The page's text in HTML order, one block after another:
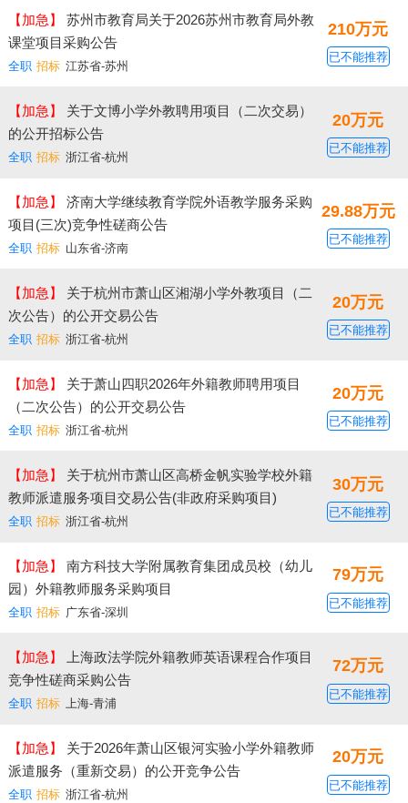
【加急】
苏州市教育局关于2026苏州市教育局外教
课堂项目采购公告
全职 招标 江苏省-苏州
210万元
已不能推荐
【加急】
关于文博小学外教聘用项目（二次交易）
的公开招标公告
全职 招标 浙江省-杭州
20万元
已不能推荐
【加急】
济南大学继续教育学院外语教学服务采购
项目(三次)竞争性磋商公告
全职 招标 山东省-济南
29.88万元
已不能推荐
【加急】
关于杭州市萧山区湘湖小学外教项目（二
次公告）的公开交易公告
全职 招标 浙江省-杭州
20万元
已不能推荐
【加急】
关于萧山四职2026年外籍教师聘用项目
（二次公告）的公开交易公告
全职 招标 浙江省-杭州
20万元
已不能推荐
【加急】
关于杭州市萧山区高桥金帆实验学校外籍
教师派遣服务项目交易公告(非政府采购项目)
全职 招标 浙江省-杭州
30万元
已不能推荐
【加急】
南方科技大学附属教育集团成员校（幼儿
园）外籍教师服务采购项目
全职 招标 广东省-深圳
79万元
已不能推荐
【加急】
上海政法学院外籍教师英语课程合作项目
竞争性磋商采购公告
全职 招标 上海-青浦
72万元
已不能推荐
【加急】
关于2026年萧山区银河实验小学外籍教师
派遣服务（重新交易）的公开竞争公告
全职 招标 浙江省-杭州
20万元
已不能推荐